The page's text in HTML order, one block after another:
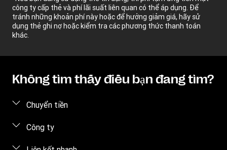
công ty cấp thẻ và phí lãi suất liên quan có thể áp dụng. Để
tránh những khoản phí này hoặc để hưởng giảm giá, hãy sử
dụng thẻ ghi nợ hoặc kiểm tra các phương thức thanh toán
khác.
Không tìm thấy điều bạn đang tìm?
Chuyển tiền
Gửi tiền
Công ty
Giới thiệu về chúng tôi